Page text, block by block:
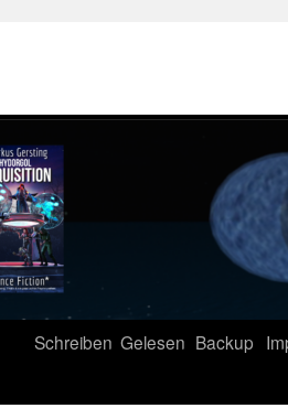
Schreiben Gelesen Backup